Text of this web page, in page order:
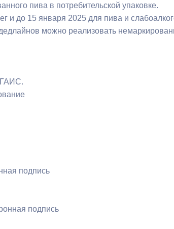
пива в потребительской упаковке.
и до 15 января 2025 для пива и
можно реализовать
подпись
подпись